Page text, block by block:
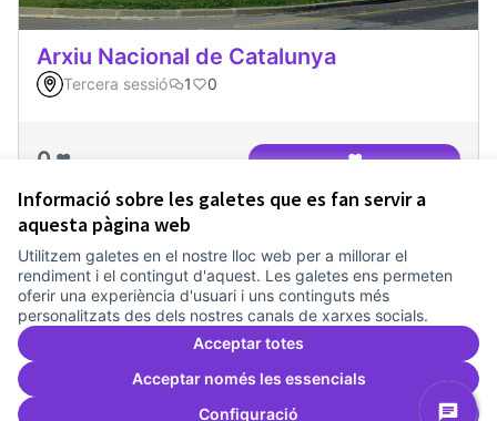
Informació sobre les galetes que es fan servir a
aquesta pàgina web
Utilitzem galetes en el nostre lloc web per a millorar el
rendiment i el contingut d'aquest. Les galetes ens permeten
oferir una experiència d'usuari i uns continguts més
personalitzats des dels nostres canals de xarxes socials.
Acceptar totes
Acceptar només les essencials
Configuració
Arxiu Nacional de Catalunya
Tercera sessió 1 0
0 ❤️ ❤️
Termes i condicions d'ús
Configuració de les galetes
Comunitat Canòdrom a Facebook
(Link externo)
Comunitat Canòdrom a Instagram
(Link externo)
Comunitat Canòdrom a YouTube
(Link externo)
Català
Triar la llengua Elegir el idiomaChoose language